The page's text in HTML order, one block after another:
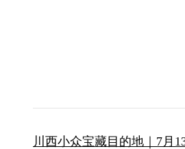
川西小众宝藏目的地｜7